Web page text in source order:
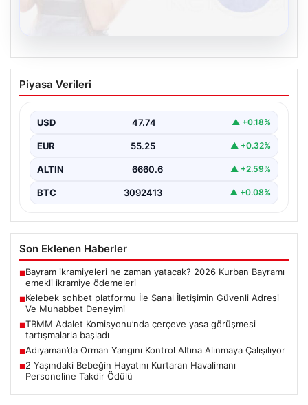
Kelebek sohbet platformu İle Sanal
İletişimin Güvenli Adresi Ve Muhabbet
Sanal dünyasında bireylerin güvenli bir biçimde iletişim
çeşitli…
Piyasa Verileri
USD 47.74 ▲ +0.18%
EUR 55.25 ▲ +0.32%
ALTIN 6660.6 ▲ +2.59%
BTC 3092413 ▲ +0.08%
Son Eklenen Haberler
■Bayram ikramiyeleri ne zaman yatacak? 2026 Kurban Bayramı
emekli ikramiye ödemeleri
■Kelebek sohbet platformu İle Sanal İletişimin Güvenli Adresi
Ve Muhabbet Deneyimi
■TBMM Adalet Komisyonu’nda çerçeve yasa görüşmesi
tartışmalarla başladı
■Adıyaman’da Orman Yangını Kontrol Altına Alınmaya Çalışılıyor
■2 Yaşındaki Bebeğin Hayatını Kurtaran Havalimanı
Personeline Takdir Ödülü